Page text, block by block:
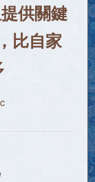
供關鍵
比自家